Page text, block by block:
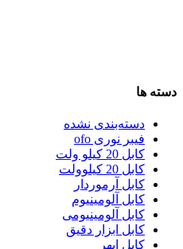
دسته ها
دسته‌بندی نشده
فیبر نوری ofo
کابل 20 کیلو ولت
کابل 20 کیلوولت
کابل آرموردار
کابل آلومینیوم
کابل آلومینیومی
کابل ابزار دقیق
کابل ابهر